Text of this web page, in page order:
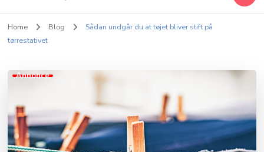
Home Blog
Sådan undgår du at tøjet bliver stift på
tørrestativet
Annonce